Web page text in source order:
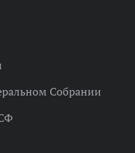
Собрании